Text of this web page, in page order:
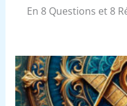
En 8 Questions et 8